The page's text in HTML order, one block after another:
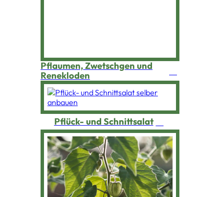
Pflaumen, Zwetschgen und
Renekloden
Pflück- und Schnittsalat